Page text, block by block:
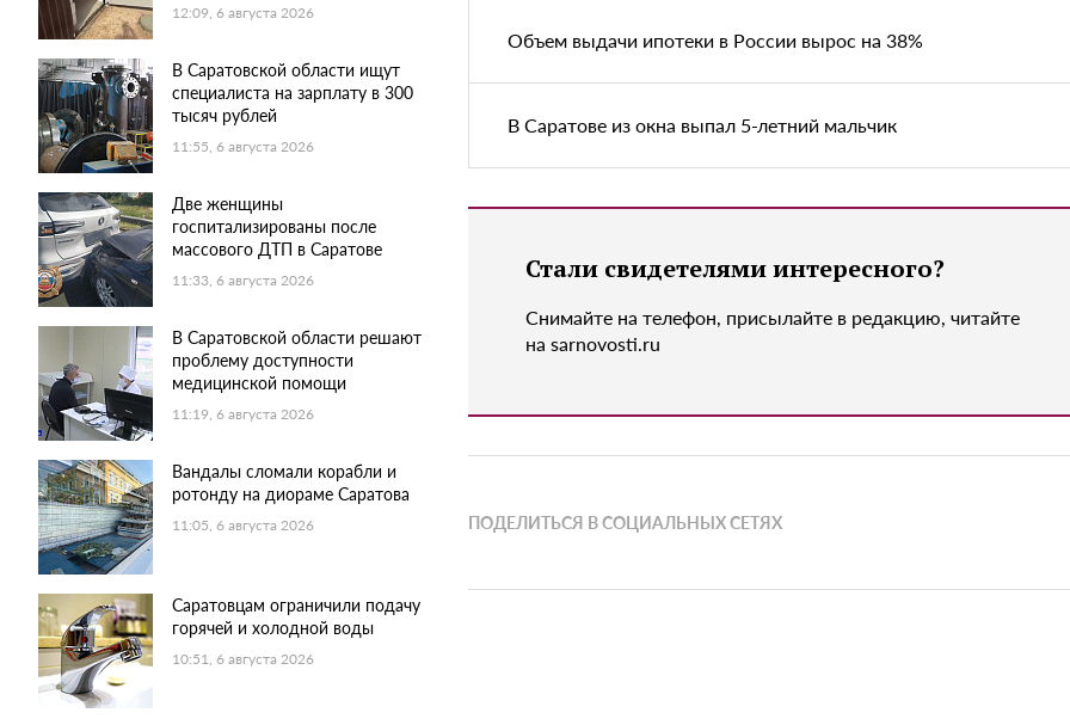
12:09, 6 августа 2026
В Саратовской области ищут
специалиста на зарплату в 300
тысяч рублей
11:55, 6 августа 2026
Две женщины
госпитализированы после
массового ДТП в Саратове
11:33, 6 августа 2026
В Саратовской области решают
проблему доступности
медицинской помощи
11:19, 6 августа 2026
Вандалы сломали корабли и
ротонду на диораме Саратова
11:05, 6 августа 2026
Саратовцам ограничили подачу
горячей и холодной воды
10:51, 6 августа 2026
Объем выдачи ипотеки в России вырос на 38%
В Саратове из окна выпал 5-летний мальчик
Стали свидетелями интересного?
Снимайте на телефон, присылайте в редакцию, читайте
на sarnovosti.ru
ПОДЕЛИТЬСЯ В СОЦИАЛЬНЫХ СЕТЯХ